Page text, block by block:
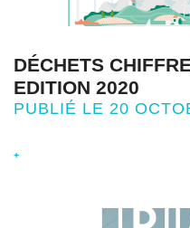
DÉCHETS
EDITION 2020
PUBLIÉ LE 20
+